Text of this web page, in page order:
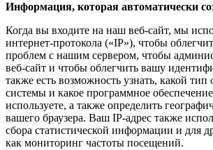
Информация, которая автоматически
Когда вы входите на наш веб-сайт, мы
интернет-протокола («IP»), чтобы
проблем с нашим сервером, чтобы
веб-сайт и чтобы облегчить вашу
также есть возможность узнать, какой
системы и какое программное
используете, а также определить
вашего браузера. Ваш IP-адрес также
сбора статистической информации и для
как мониторинг частоты посещений.